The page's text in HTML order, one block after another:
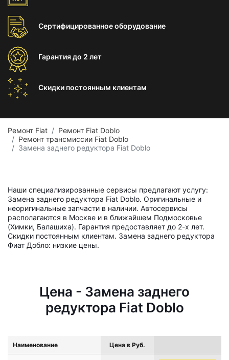
Сертифицированноеоборудование
Гарантиядо 2 лет
Скидки постоянным клиентам
Ремонт Fiat
Ремонт Fiat Doblo
Ремонт трансмиссии Fiat Doblo
Замена заднего редуктора Fiat Doblo
Наши специализированные сервисы предлагают услугу:
Замена заднего редуктора Fiat Doblo. Оригинальные и
неоригинальные запчасти в наличии. Автосервисы
располагаются в Москве и в ближайшем Подмосковье
(Химки, Балашиха). Гарантия предоставляет до 2-х лет.
Скидки постоянным клиентам. Замена заднего редуктора
Фиат Добло: низкие цены.
Цена - Замена заднего
редуктора Fiat Doblo
Наименование Цена в Руб.